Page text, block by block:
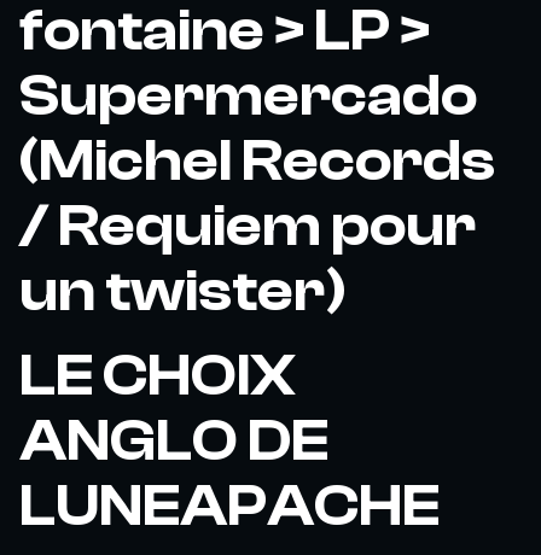
fontaine > LP >
Supermercado
(Michel Records
/ Requiem pour
un twister)
LE CHOIX
ANGLO DE
LUNEAPACHE